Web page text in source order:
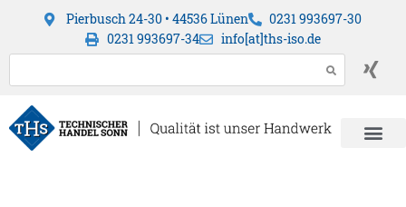
Pierbusch 24-30 • 44536 Lünen
0231 993697-30
0231 993697-34
info[at]ths-iso.de